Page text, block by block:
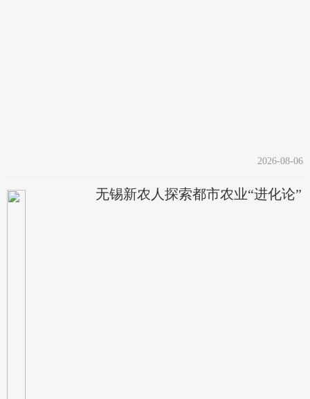
2026-08-06
无锡新农人探索都市农业“进化论”